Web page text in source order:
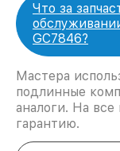
Что за
GC7846?
Мастера
подлинные
аналоги. На
гарантию.